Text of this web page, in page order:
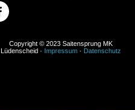
Copyright © 2023 Saitensprung MK
Lüdenscheid · Impressum · Datenschutz